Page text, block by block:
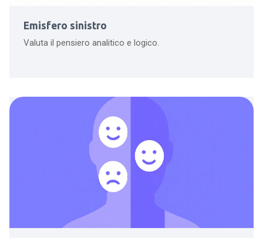
Emisfero sinistro
Valuta il pensiero analitico e logico.